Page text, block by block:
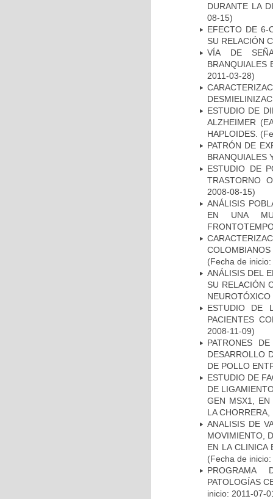
DURANTE LA
08-15)
EFECTO DE 6-
SU RELACIÓN
VÍA DE
BRANQUIALES
2011-03-28)
ESTUDIO DE
ALZHEIMER
HAPLOIDES.
PATRÓN DE
BRANQUIALES
ESTUDIO DE
TRASTORNO
2008-08-15)
ANÁLISIS
EN UNA
(Fecha de
ANÁLISIS DEL
SU RELACIÓN
NEUROTÓXICO
ESTUDIO DE
PACIENTES
2008-11-09)
PATRONES
DESARROLLO
DE POLLO
ESTUDIO DE
DE
GEN MSX1, EN
LA
ANALISIS DE
MOVIMIENTO,
EN LA CLINICA
(Fecha de
PROGRAMA
PATOLOGÍAS
inicio: 2011-07-